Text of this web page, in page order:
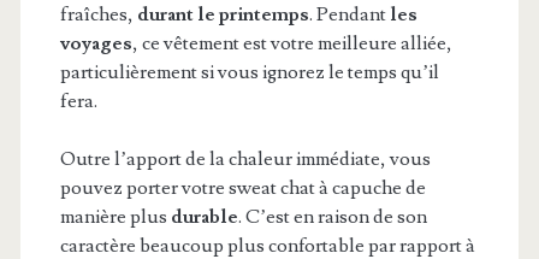
fraîches, durant le printemps. Pendant les
voyages, ce vêtement est votre meilleure alliée,
particulièrement si vous ignorez le temps qu’il
fera.
Outre l’apport de la chaleur immédiate, vous
pouvez porter votre sweat chat à capuche de
manière plus durable. C’est en raison de son
caractère beaucoup plus confortable par rapport à